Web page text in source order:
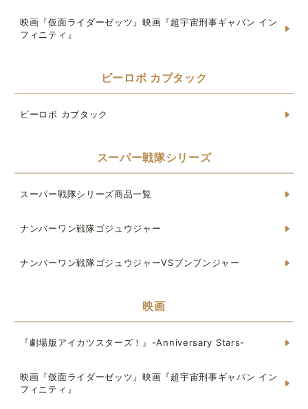
映画『仮面ライダーゼッツ』映画『超宇宙刑事ギャバン イン
フィニティ』
ビーロボ カブタック
ビーロボ カブタック
スーパー戦隊シリーズ
スーパー戦隊シリーズ商品一覧
ナンバーワン戦隊ゴジュウジャー
ナンバーワン戦隊ゴジュウジャーVSブンブンジャー
映画
『劇場版アイカツスターズ！』-Anniversary Stars-
映画『仮面ライダーゼッツ』映画『超宇宙刑事ギャバン イン
フィニティ』